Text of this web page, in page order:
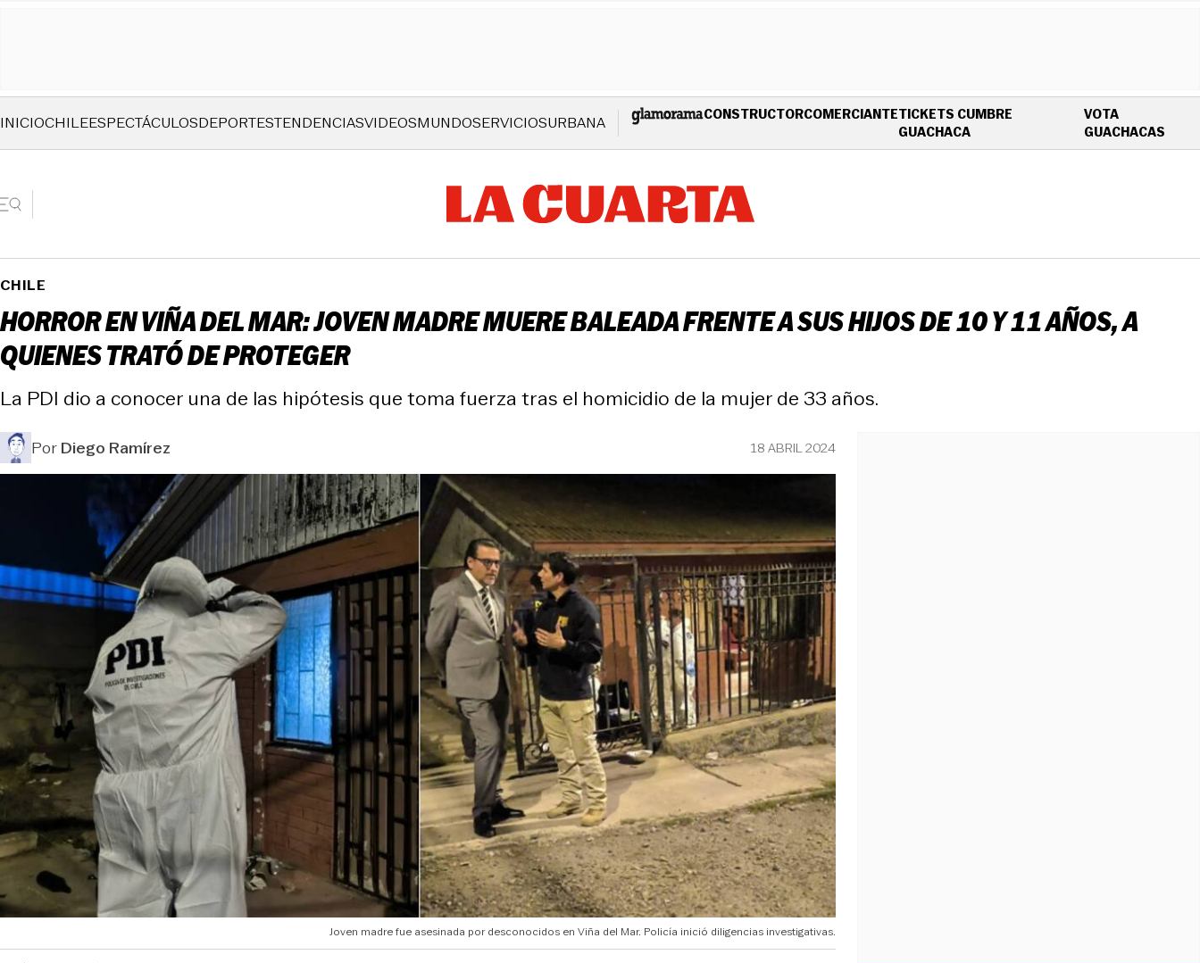
INICIOCHILEESPECTÁCULOSDEPORTESTENDENCIASVIDEOSMUNDOSERVICIOSURBANA CONSTRUCTORCOMERCIANTETICKETS CUMBRE
GUACHACAOPENS IN NEW WINDOW
VOTA
GUACHACAS
CHILE
HORROR EN VIÑA DEL MAR: JOVEN MADRE MUERE BALEADA FRENTE A SUS HIJOS DE 10 Y 11 AÑOS, A
QUIENES TRATÓ DE PROTEGER
La PDI dio a conocer una de las hipótesis que toma fuerza tras el homicidio de la mujer de 33 años.
PorDiego Ramírez 18 ABRIL 2024
Joven madre fue asesinada por desconocidos en Viña del Mar. Policía inició diligencias investigativas.